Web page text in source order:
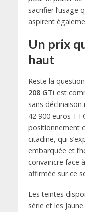
sacrifier l’usage
aspirent
Un prix
haut
Reste la
208 GTi est
sans
42 900 euros
positionnement
citadine, qui
embarquée et
convaincre face
affirmée sur ce
Les teintes
série et les